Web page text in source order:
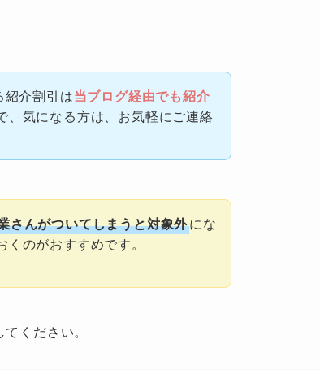
介割引は当ブログ経由でも紹介
、気になる方は、お気軽にご連絡
さんがついてしまうと対象外にな
のがおすすめです。
ください。